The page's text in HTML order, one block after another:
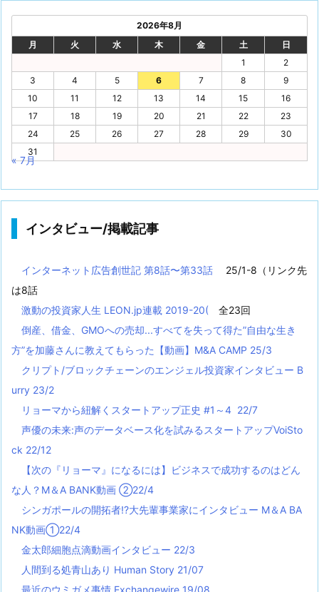
2026年8月
月
火 水 木 金 土
日
1
2
3
4 5 6 7 8
9
10
11 12 13 14 15
16
17
18 19 20 21 22
23
24
25 26 27 28 29
30
31
« 7月
インタビュー/掲載記事
インターネット広告創世記 第8話〜第33話
25/1-8（リンク先
は8話
激動の投資家人生 LEON.jp連載 2019-20(
全23回
倒産、借金、GMOへの売却...すべてを失って得た”自由な生き
方”を加藤さんに教えてもらった【動画】M&A CAMP 25/3
クリプト/ブロックチェーンのエンジェル投資家インタビュー B
urry 23/2
リョーマから紐解くスタートアップ正史 #1～4 22/7
声優の未来:声のデータベース化を試みるスタートアップVoiSto
ck 22/12
【次の『リョーマ』になるには】ビジネスで成功するのはどん
な人？M＆A BANK動画 ②22/4
シンガポールの開拓者!?大先輩事業家にインタビュー M＆A BA
NK動画①22/4
金太郎細胞点滴動画インタビュー 22/3
人間到る処青山あり Human Story 21/07